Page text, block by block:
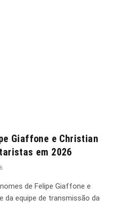
Giaffone e Christian
em 2026
de Felipe Giaffone e
da equipe de transmissão da